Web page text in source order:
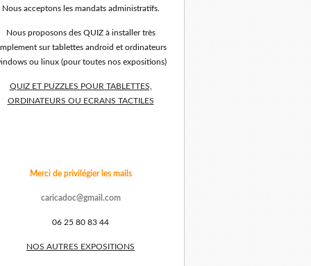
Nous acceptons les mandats administratifs.
Nous proposons des QUIZ à installer très
sur tablettes android et ordinateurs
ou linux (pour toutes nos expositions)
QUIZ ET PUZZLES POUR TABLETTES,
ORDINATEURS OU ECRANS TACTILES
Merci de privilégier les mails
caricadoc@gmail.com
06 25 80 83 44
NOS AUTRES EXPOSITIONS